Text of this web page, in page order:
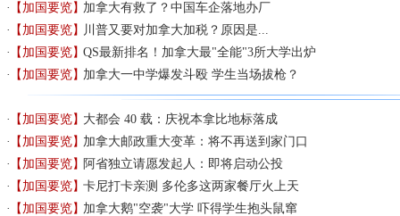
【加国要览】加拿大有救了？中国车企落地办厂
【加国要览】 川普又要对加拿大加税？原因是...
【加国要览】QS最新排名！加拿大最"全能"3所大学出炉
【加国要览】加拿大一中学爆发斗殴 学生当场拔枪？
【加国要览】大都会 40 载：庆祝本拿比地标落成
【加国要览】加拿大邮政重大变革：将不再送到家门口
【加国要览】 阿省独立请愿发起人：即将启动公投
【加国要览】卡尼打卡亲测 多伦多这两家餐厅火上天
【加国要览】加拿大鹅"空袭"大学 吓得学生抱头鼠窜